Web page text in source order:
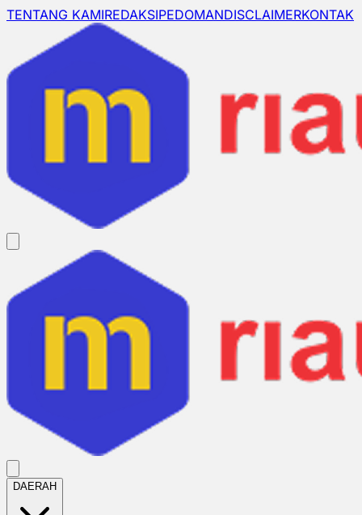
TENTANG KAMIREDAKSIPEDOMANDISCLAIMERKONTAK
DAERAH